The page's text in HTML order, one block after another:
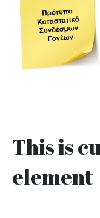
This is
element